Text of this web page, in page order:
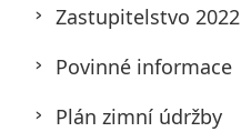
Zastupitelstvo
Povinné informace
Plán zimní údržby